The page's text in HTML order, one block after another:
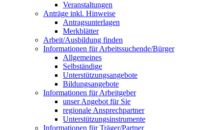
Veranstaltungen
Anträge inkl. Hinweise
Antragsunterlagen
Merkblätter
Arbeit/Ausbildung finden
Informationen für Arbeitssuchende/Bürger
Allgemeines
Selbständige
Unterstützungs­angebote
Bildungsangebote
Informationen für Arbeitgeber
unser Angebot für Sie
regionale Ansprechpartner
Unterstützungs­instrumente
Informationen für Träger/Partner